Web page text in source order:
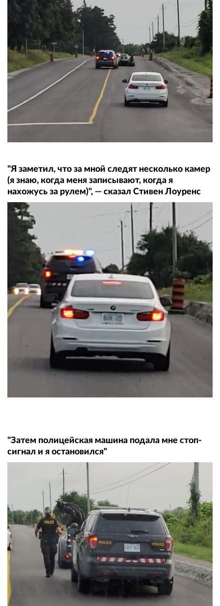
"Я заметил, что за мной следят несколько камер
(я знаю, когда меня записывают, когда я
нахожусь за рулем)", — сказал Стивен Лоуренс
"Затем полицейская машина подала мне стоп-
сигнал и я остановился"